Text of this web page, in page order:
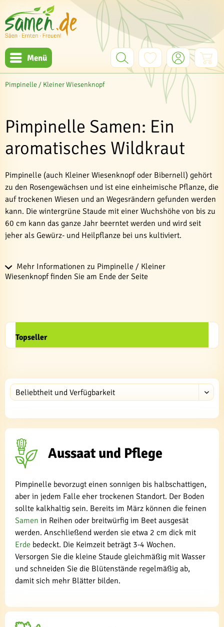
Menü
Pimpinelle / Kleiner Wiesenknopf
Pimpinelle Samen: Ein
aromatisches Wildkraut
Pimpinelle (auch Kleiner Wiesenknopf oder Bibernell) gehört
zu den Rosengewächsen und ist eine einheimische Pflanze, die
auf trockenen Wiesen und an Wegesrändern gefunden werden
kann. Die wintergrüne Staude mit einer Wuchshöhe von bis zu
60 cm kann das ganze Jahr beerntet werden und wird seit
jeher als Gewürz- und Heilpflanze bei uns kultiviert.
Mehr Informationen zu Pimpinelle / Kleiner
Wiesenknopf finden Sie am Ende der Seite
Topseller
Aussaat und Pflege
Pimpinelle bevorzugt einen sonnigen bis halbschattigen,
aber in jedem Falle eher trockenen Standort. Der Boden
sollte kalkhaltig sein. Bereits im März können die feinen
Samen in Reihen oder breitwürfig im Beet ausgesät
werden. Anschließend werden sie etwa 2 cm dick mit
Erde bedeckt. Die Keimzeit beträgt 3-4 Wochen.
Versorgen Sie die kleine Staude gleichmäßig mit Wasser
und schneiden Sie die Blütenstände regelmäßig ab,
damit sich mehr Blätter bilden.